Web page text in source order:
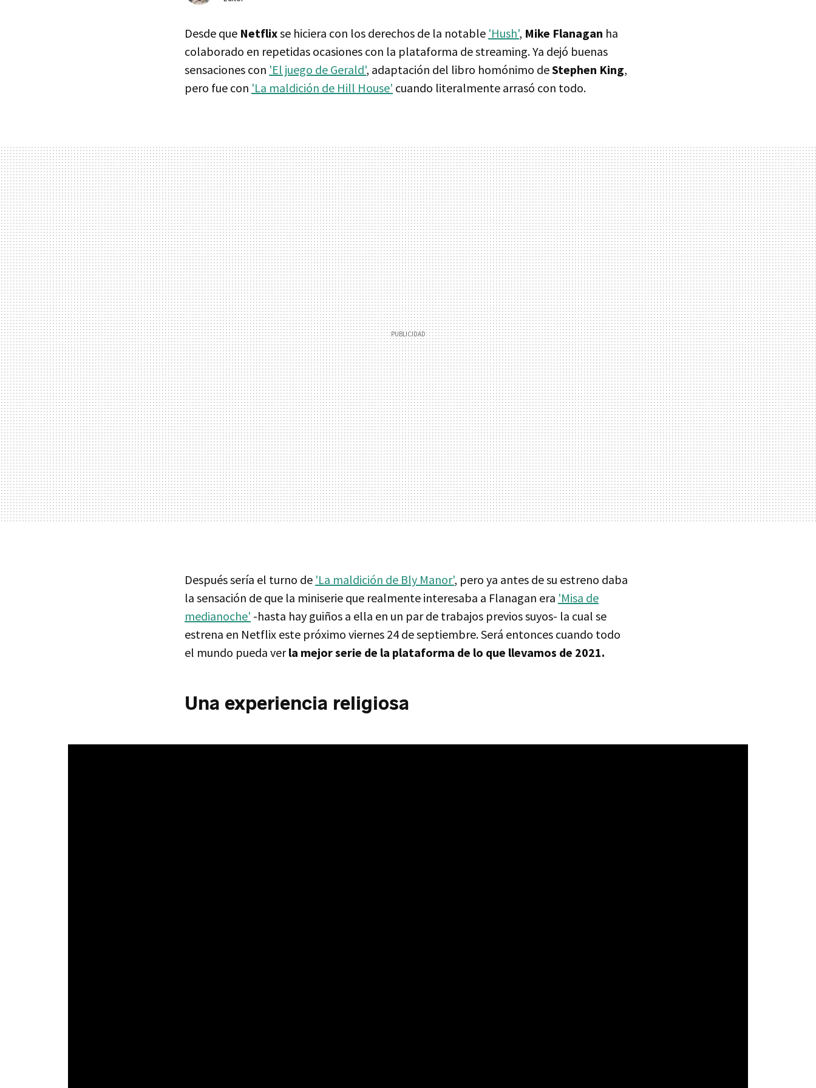
Desde que Netflixse hiciera con los derechos de la notable 'Hush', Mike Flanagan ha
colaborado en repetidas ocasiones con la plataforma de streaming. Ya dejó buenas
sensaciones con 'El juego de Gerald', adaptación del libro homónimo deStephen King,
pero fue con 'La maldición de Hill House' cuando literalmente arrasó con todo.
Después sería el turno de 'La maldición de Bly Manor', pero ya antes de su estreno daba
la sensación de que la miniserie que realmente interesaba a Flanagan era 'Misa de
medianoche' -hasta hay guiños a ella en un par de trabajos previos suyos- la cual se
estrena en Netflix este próximo viernes 24 de septiembre. Será entonces cuando todo
el mundo pueda verla mejor serie de la plataforma de lo que llevamos de 2021.
Una experiencia religiosa